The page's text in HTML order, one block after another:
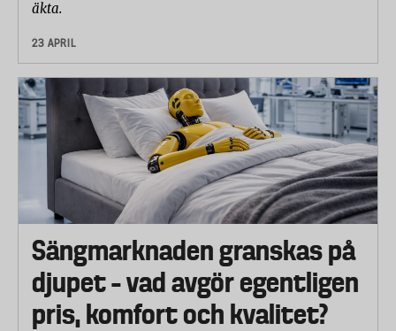
äkta.
23 APRIL
Sängmarknaden granskas på
djupet – vad avgör egentligen
pris, komfort och kvalitet?